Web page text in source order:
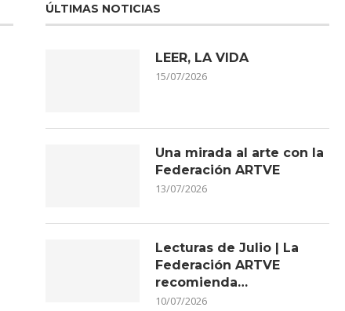
ÚLTIMAS NOTICIAS
LEER, LA VIDA
15/07/2026
Una mirada al arte con la
Federación ARTVE
13/07/2026
Lecturas de Julio | La
Federación ARTVE
recomienda…
10/07/2026